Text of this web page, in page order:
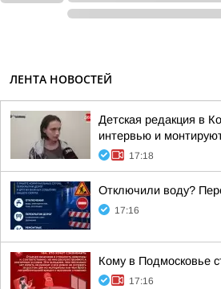
ЛЕНТА НОВОСТЕЙ
Детская редакция в
интервью и
17:18
Отключили воду?
17:16
Кому в Подмосковье
17:16